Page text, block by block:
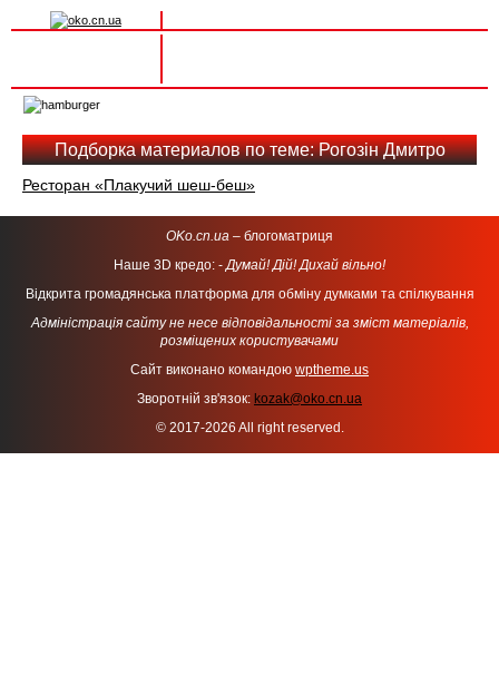
navigation
Подборка материалов по теме: Рогозін Дмитро
Ресторан «Плакучий шеш-беш»
OKo.cn.ua – блогоматриця
Наше 3D кредо: -Думай! Дій! Дихай вільно!
Відкрита громадянська платформа для обміну думками та спілкування
Адміністрація сайту не несе відповідальності за зміст матеріалів,
розміщених користувачами
Сайт виконано командою wptheme.us
Зворотній зв'язок: kozak@oko.cn.ua
© 2017-2026 All right reserved.